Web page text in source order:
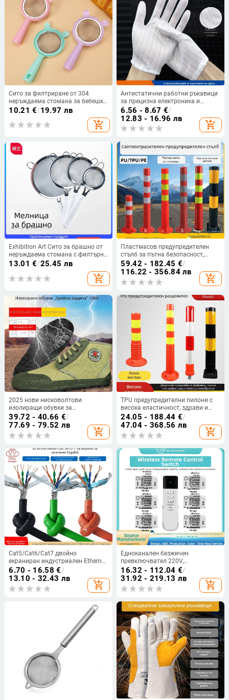
Сито за филтриране от 304
неръждаема стомана за бебешка
храна, кухненски инструмент за
печене и пресяване на брашно
10.21 €/19.97 лв
add_shopping_cart
Антистатични работни ръкавици
за прецизна електроника и
автомобилна индустрия.
Материал: полиестер и
антистатична коприна.
Двустранни райета.
6.56 - 8.67 €/
12.83 - 16.96 лв
add_shopping_cart
Exhibition Art Сито за брашно от
неръждаема стомана с филтърна
мрежа, ръчно кухненско средство
13.01 €/25.45 лв
add_shopping_cart
Пластмасов предупредителен
стълб за пътна безопасност,
рефлекторна повърхност,
удароустойчива преграда и PU
еластичен стълб
59.42 - 182.45 €/
116.22 - 356.84 лв
add_shopping_cart
2025 нови нисковолтови
изолиращи обувки за
електротехници, защита от
електрически удар при 10 kV,
обувки с висока и ниска горна
част
39.72 - 40.66 €/
77.69 - 79.52 лв
add_shopping_cart
TPU предупредителни пилони с
висока еластичност, здрави и
устойчиви на натиск,
удароустойчиви и
възстановяващи, външни
рефлекторни пилони с защита от
24.05 - 188.44 €/
47.04 - 368.56 лв
add_shopping_cart
Cat5/Cat6/Cat7 двойно
екраниран индустриален Ethernet
кабел за машини, устойчив на
смущения, маслоустойчив,
устойчив на огъване, гъвкав драг
чейн
6.70 - 16.58 €/
13.10 - 32.43 лв
add_shopping_cart
Едноканален безжичен
превключвател 220V,
дистанционно управление, 10A
за смарт дом, без кабели
16.32 - 112.04 €/
31.92 - 219.13 лв
add_shopping_cart